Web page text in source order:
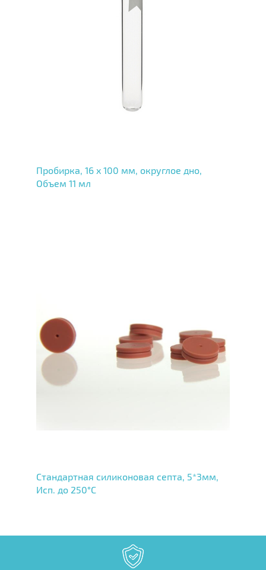
Пробирка, 16 x 100 мм, округлое дно,
Объем 11 мл
Стандартная силиконовая септа, 5*3мм,
Исп. до 250°C